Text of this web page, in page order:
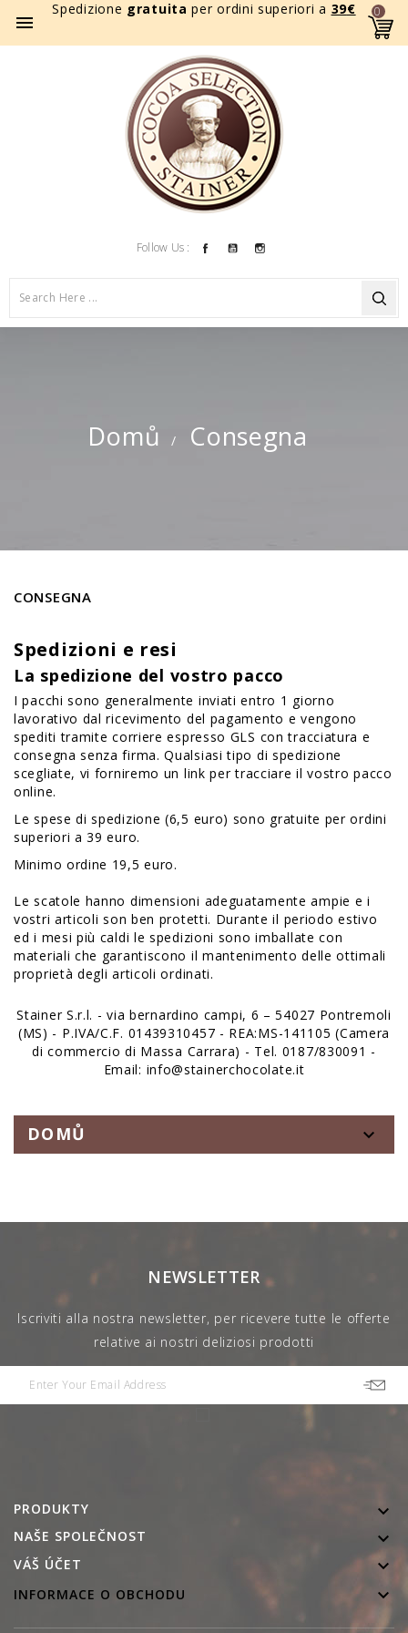
Spedizione gratuita per ordini superiori a 39€

0
Follow Us : FacebookYouTube
Domů Consegna
CONSEGNA
Spedizioni e resi
La spedizione del vostro pacco
I pacchi sono generalmente inviati entro 1 giorno
lavorativo dal ricevimento del pagamento e vengono
spediti tramite corriere espresso GLS con tracciatura e
consegna senza firma. Qualsiasi tipo di spedizione
scegliate, vi forniremo un link per tracciare il vostro pacco
online.
Le spese di spedizione (6,5 euro) sono gratuite per ordini
superiori a 39 euro.
Minimo ordine 19,5 euro.
Le scatole hanno dimensioni adeguatamente ampie e i
vostri articoli son ben protetti. Durante il periodo estivo
ed i mesi più caldi le spedizioni sono imballate con
materiali che garantiscono il mantenimento delle ottimali
proprietà degli articoli ordinati.
Stainer S.r.l. - via bernardino campi, 6 – 54027 Pontremoli
(MS) - P.IVA/C.F. 01439310457 - REA:MS-141105 (Camera
di commercio di Massa Carrara) - Tel. 0187/830091 -
Email: info@stainerchocolate.it
DOMŮ 
NEWSLETTER
Iscriviti alla nostra newsletter, per ricevere tutte le offerte
relative ai nostri deliziosi prodotti
PRODUKTY 
NAŠE SPOLEČNOST 
VÁŠ ÚČET 
INFORMACE O OBCHODU 